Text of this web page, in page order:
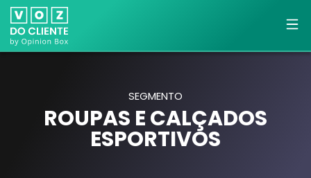
SEGMENTO
ROUPAS E CALÇADOS
ESPORTIVOS